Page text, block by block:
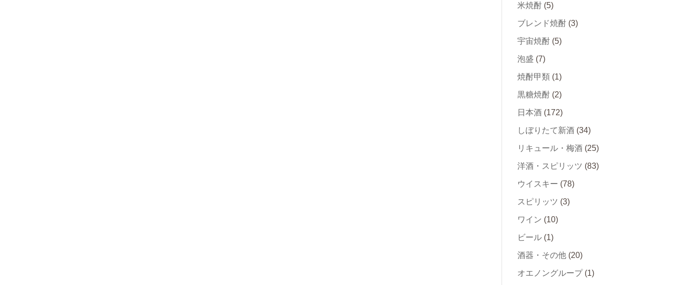
米焼酎 (5)
ブレンド焼酎 (3)
宇宙焼酎 (5)
泡盛 (7)
焼酎甲類 (1)
黒糖焼酎 (2)
日本酒 (172)
しぼりたて新酒 (34)
リキュール・梅酒 (25)
洋酒・スピリッツ (83)
ウイスキー (78)
スピリッツ (3)
ワイン (10)
ビール (1)
酒器・その他 (20)
オエノングループ (1)